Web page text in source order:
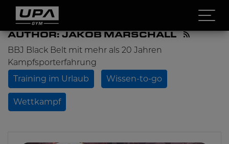
Open
AUTHOR: JAKOB MARSCHALL
BBJ Black Belt mit mehr als 20 Jahren
Kampfsporterfahrung
Training im Urlaub Wissen-to-go
Wettkampf